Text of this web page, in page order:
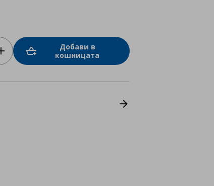
Добави в
кошницата